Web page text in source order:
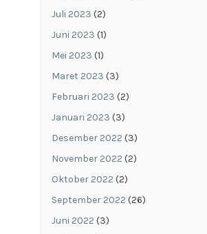
Juli 2023 (2)
Juni 2023 (1)
Mei 2023 (1)
Maret 2023 (3)
Februari 2023 (2)
Januari 2023 (3)
Desember 2022 (3)
November 2022 (2)
Oktober 2022 (2)
September 2022 (26)
Juni 2022 (3)